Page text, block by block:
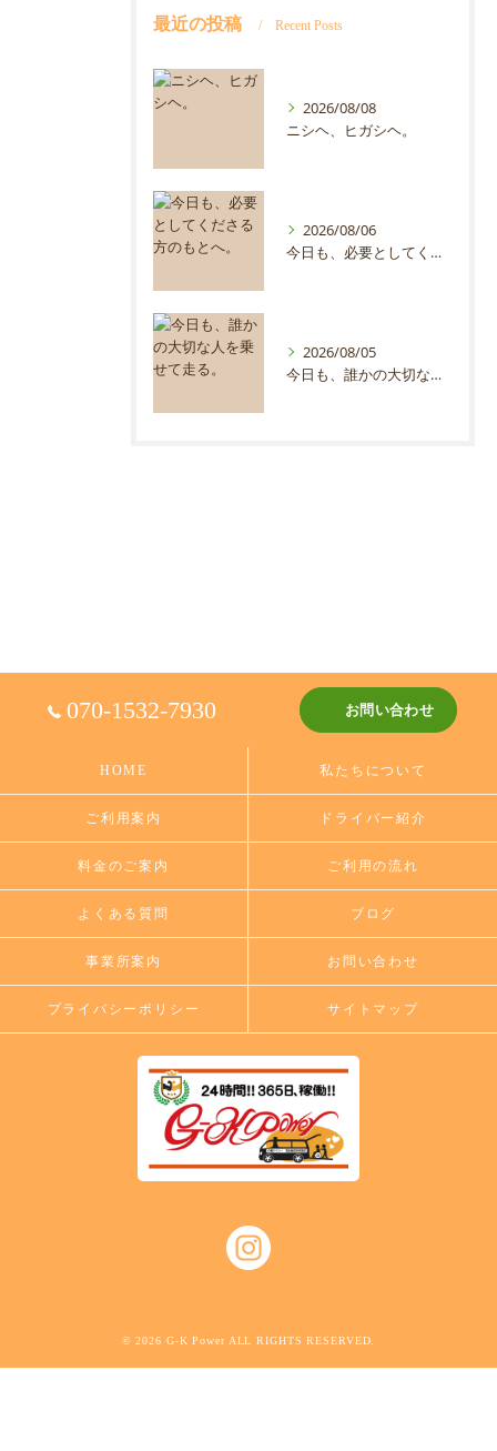
最近の投稿 Recent Posts
2026/08/08
ニシヘ、ヒガシヘ。
2026/08/06
今日も、必要としてくださる方のもとへ。
2026/08/05
今日も、誰かの大切な人を乗せて走る。
070-1532-7930 お問い合わせ
HOME 私たちについて
ご利用案内 ドライバー紹介
料金のご案内 ご利用の流れ
よくある質問 ブログ
事業所案内 お問い合わせ
プライバシーポリシー サイトマップ
© 2026 G-K Power ALL RIGHTS RESERVED.